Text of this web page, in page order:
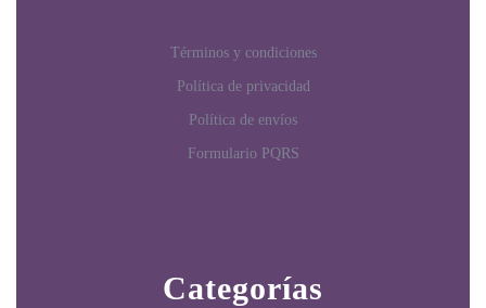
Términos y condiciones
Política de privacidad
Política de envíos
Formulario PQRS
Categorías